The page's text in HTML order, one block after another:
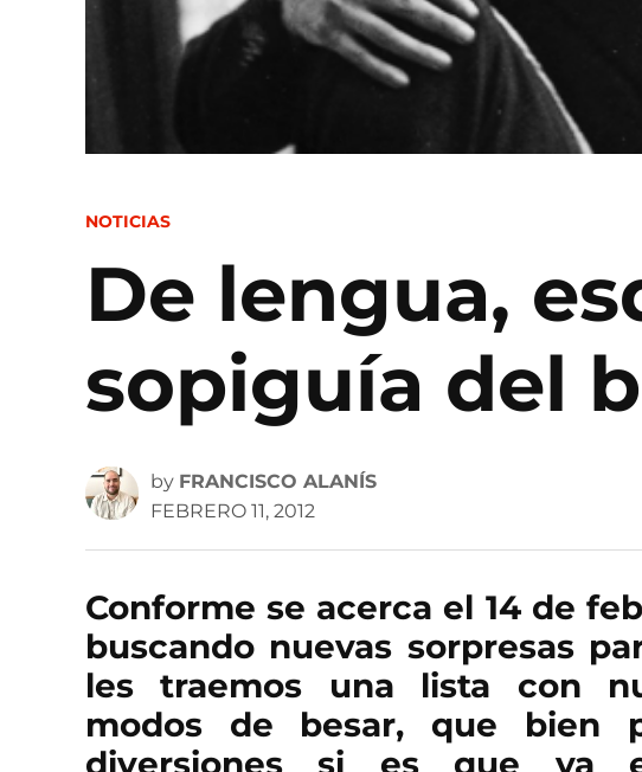
POSTED
NOTICIAS
De lengua,
sopiguía del
by FRANCISCO ALANÍS
FEBRERO 11, 2012
Conforme se acerca el 14 de
buscando nuevas sorpresas
les traemos una lista con
modos de besar, que bien
diversiones si es que ya